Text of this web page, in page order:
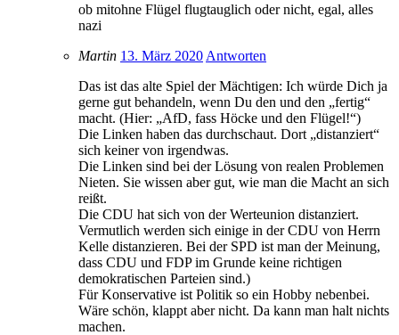
ob mitohne Flügel flugtauglich oder nicht, egal, alles
nazi
Martin 13. März 2020 Antworten
Das ist das alte Spiel der Mächtigen: Ich würde Dich ja
gerne gut behandeln, wenn Du den und den „fertig“
macht. (Hier: „AfD, fass Höcke und den Flügel!“)
Die Linken haben das durchschaut. Dort „distanziert“
sich keiner von irgendwas.
Die Linken sind bei der Lösung von realen Problemen
Nieten. Sie wissen aber gut, wie man die Macht an sich
reißt.
Die CDU hat sich von der Werteunion distanziert.
Vermutlich werden sich einige in der CDU von Herrn
Kelle distanzieren. Bei der SPD ist man der Meinung,
dass CDU und FDP im Grunde keine richtigen
demokratischen Parteien sind.)
Für Konservative ist Politik so ein Hobby nebenbei.
Wäre schön, klappt aber nicht. Da kann man halt nichts
machen.